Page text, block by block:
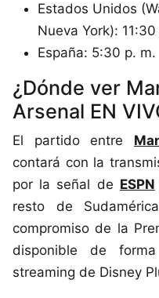
Estados Unidos
Nueva York):
España: 5:30 p. m.
¿Dónde ver
Arsenal EN
El partido entre
contará con la
por la señal de ESPN
resto de
compromiso de la
disponible de
streaming de Disney